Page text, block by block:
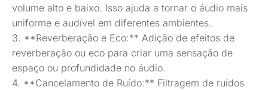
volume alto e baixo. Isso ajuda a tornar o áudio mais
uniforme e audível em diferentes ambientes.
3. **Reverberação e Eco:** Adição de efeitos de
reverberação ou eco para criar uma sensação de
espaço ou profundidade no áudio.
4. **Cancelamento de Ruído:** Filtragem de ruídos